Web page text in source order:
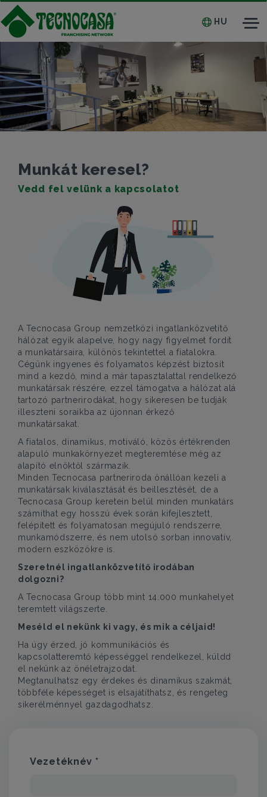
HU
Munkát keresel?
Vedd fel velünk a kapcsolatot
A Tecnocasa Group nemzetközi ingatlanközvetítő
hálózat egyik alapelve, hogy nagy figyelmet fordít
a munkatársaira, különös tekintettel a fiatalokra.
Cégünk ingyenes és folyamatos képzést biztosít
mind a kezdő, mind a már tapasztalattal rendelkező
munkatársak részére, ezzel támogatva a hálózat alá
tartozó partnerirodákat, hogy sikeresen be tudják
illeszteni soraikba az újonnan érkező
munkatársakat.
A fiatalos, dinamikus, motiváló, közös értékrenden
alapuló munkakörnyezet megteremtése még az
alapító elnöktől származik.
Minden Tecnocasa partneriroda önállóan kezeli a
munkatársak kiválasztását és beillesztését, de a
Tecnocasa Group keretein belül minden munkatárs
számíthat egy hosszú évek során kifejlesztett,
felépített és folyamatosan megújuló rendszerre,
munkamódszerre, és nem utolsó sorban innovatív,
modern eszközökre is.
Szeretnél ingatlanközvetítő irodában
dolgozni?
A Tecnocasa Group több mint 14.000 munkahelyet
teremtett világszerte.
Meséld el nekünk ki vagy, és mik a céljaid!
Ha úgy érzed, jó kommunikációs és
kapcsolatteremtő képességgel rendelkezel, küldd
el nekünk az önéletrajzodat.
Megtanulhatsz egy érdekes és dinamikus szakmát,
többféle képességet is elsajátíthatsz, és rengeteg
sikerélménnyel gazdagodhatsz.
Vezetéknév *